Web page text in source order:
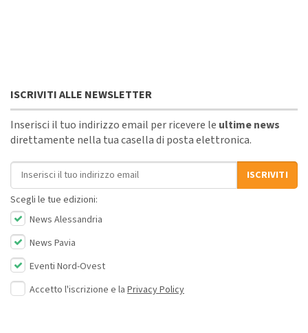
ISCRIVITI ALLE NEWSLETTER
Inserisci il tuo indirizzo email per ricevere le ultime news
direttamente nella tua casella di posta elettronica.
Indirizzo email
ISCRIVITI
Scegli le tue edizioni:
News Alessandria
News Pavia
Eventi Nord-Ovest
Accetto l'iscrizione e la Privacy Policy